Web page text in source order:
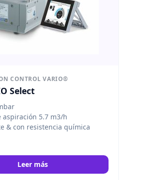
CONTROL VARIO®
Select
aspiración 5.7 m3/h
& con resistencia química
Leer más